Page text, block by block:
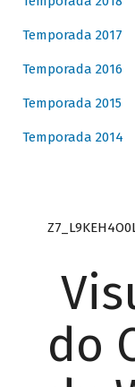
Temporada 2017
Temporada 2016
Temporada 2015
Temporada 2014
do